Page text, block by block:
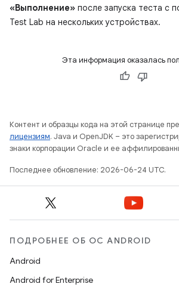
«Выполнение» после запуска теста с
Test Lab на нескольких устройствах.
Эта информация оказалась
Контент и образцы кода на этой странице
лицензиям. Java и OpenJDK – это
знаки корпорации Oracle и ее
Последнее обновление: 2026-06-24 UTC.
ПОДРОБНЕЕ ОБ ОС ANDROID
Android
Android for Enterprise